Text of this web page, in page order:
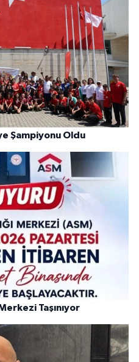
Şampiyonu Oldu
Taşınıyor